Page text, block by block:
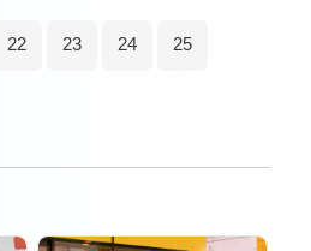
22 23 24 25